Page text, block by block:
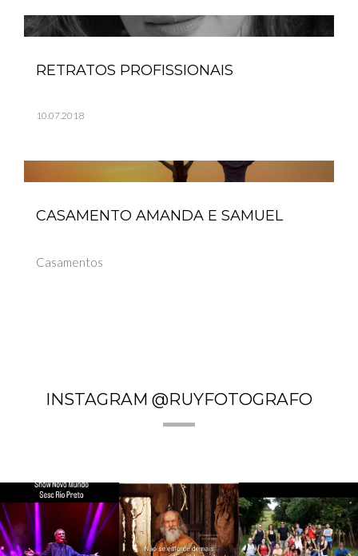
RETRATOS PROFISSIONAIS
10.07.2018
CASAMENTO AMANDA E SAMUEL
Casamentos
INSTAGRAM @RUYFOTOGRAFO